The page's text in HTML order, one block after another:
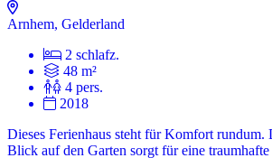
Arnhem, Gelderland
2 schlafz.
48 m²
4 pers.
2018
Dieses Ferienhaus steht für Komfort rundum.
Blick auf den Garten sorgt für eine traumhafte